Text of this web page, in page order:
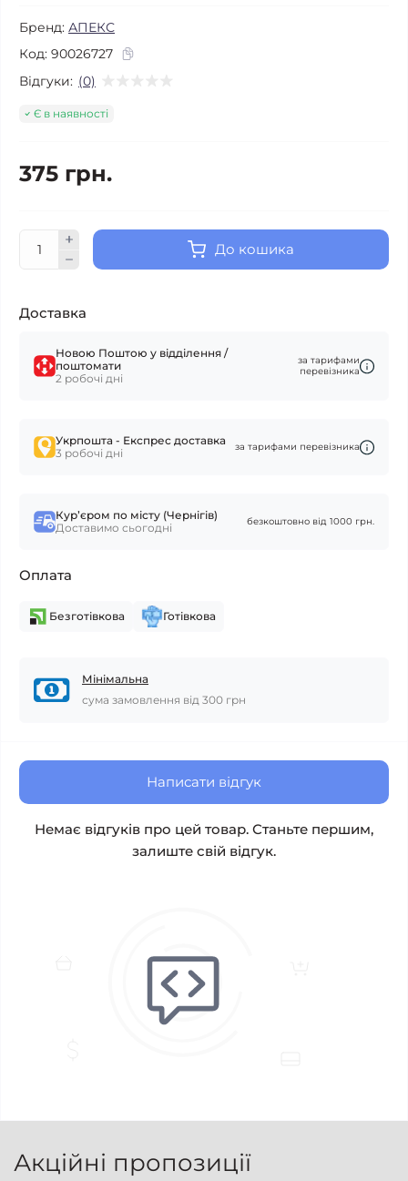
Бренд: АПЕКС
Код: 90026727
Відгуки: (0)
Є в наявності
375 грн.
До кошика
Доставка
Новою Поштою у відділення /
поштомати
2 робочі дні
за тарифами
перевізника
Укрпошта - Експрес доставка
3 робочі дні
за тарифами перевізника
Курʼєром по місту (Чернігів)
Доставимо сьогодні
безкоштовно від 1000 грн.
Оплата
Безготівкова Готівкова
Мінімальна
сума замовлення від 300 грн
Написати відгук
Немає відгуків про цей товар. Станьте першим,
залиште свій відгук.
Акційні пропозиції